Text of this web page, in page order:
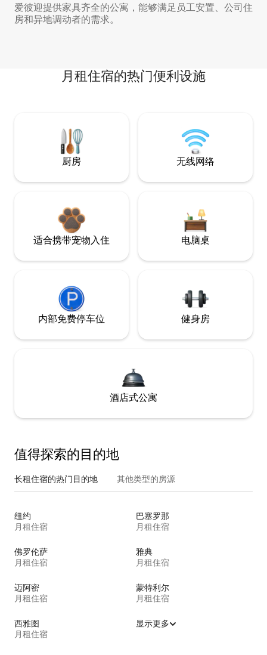
爱彼迎提供家具齐全的公寓，能够满足员工安置、公司住
房和异地调动者的需求。
月租住宿的热门便利设施
厨房 无线网络
适合携带宠物入住 电脑桌
内部免费停车位 健身房
酒店式公寓
值得探索的目的地
长租住宿的热门目的地 其他类型的房源
纽约
月租住宿
巴塞罗那
月租住宿
佛罗伦萨
月租住宿
雅典
月租住宿
迈阿密
月租住宿
蒙特利尔
月租住宿
西雅图
月租住宿
显示更多